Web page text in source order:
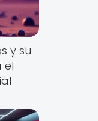
y su
el